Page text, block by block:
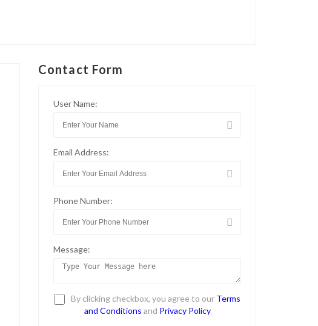
Contact Form
User Name:
Email Address:
Phone Number:
Message:
By clicking checkbox, you agree to our Terms
and Conditions and Privacy Policy